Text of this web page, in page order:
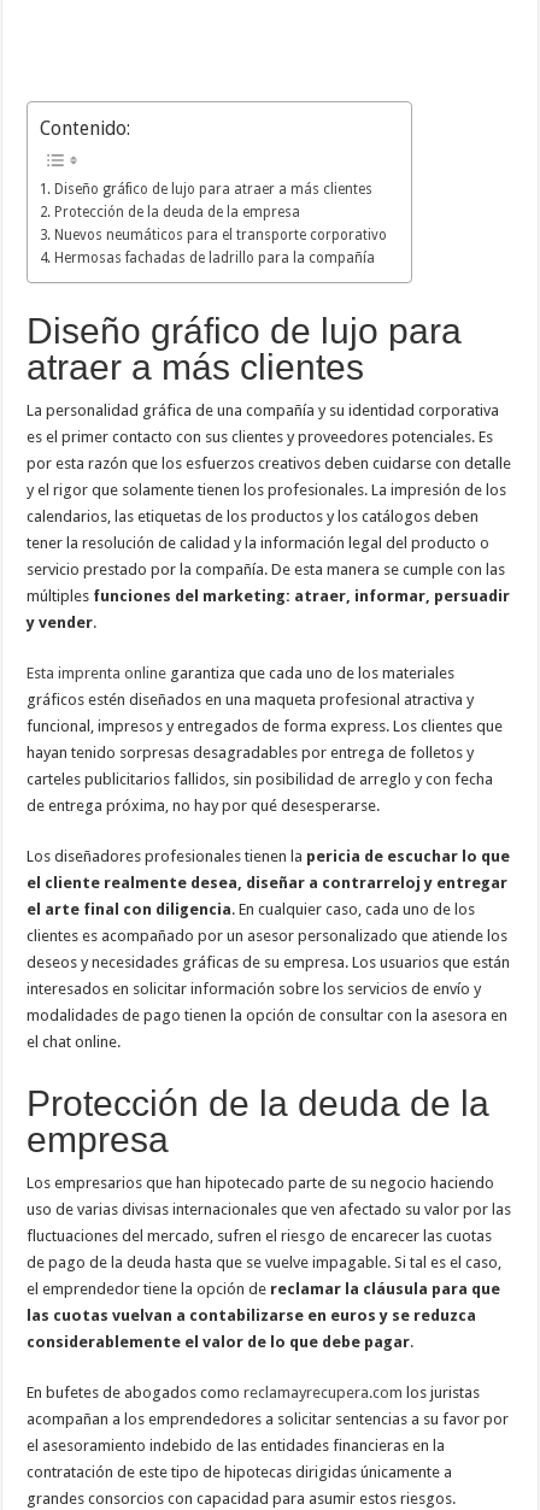
Contenido:
Diseño gráfico de lujo para atraer a más clientes
Protección de la deuda de la empresa
Nuevos neumáticos para el transporte corporativo
Hermosas fachadas de ladrillo para la compañía
Diseño gráfico de lujo para
atraer a más clientes
La personalidad gráfica de una compañía y su identidad corporativa
es el primer contacto con sus clientes y proveedores potenciales. Es
por esta razón que los esfuerzos creativos deben cuidarse con detalle
y el rigor que solamente tienen los profesionales. La impresión de los
calendarios, las etiquetas de los productos y los catálogos deben
tener la resolución de calidad y la información legal del producto o
servicio prestado por la compañía. De esta manera se cumple con las
múltiples funciones del marketing: atraer, informar, persuadir
y vender.
Esta imprenta online garantiza que cada uno de los materiales
gráficos estén diseñados en una maqueta profesional atractiva y
funcional, impresos y entregados de forma express. Los clientes que
hayan tenido sorpresas desagradables por entrega de folletos y
carteles publicitarios fallidos, sin posibilidad de arreglo y con fecha
de entrega próxima, no hay por qué desesperarse.
Los diseñadores profesionales tienen la pericia de escuchar lo que
el cliente realmente desea, diseñar a contrarreloj y entregar
el arte final con diligencia. En cualquier caso, cada uno de los
clientes es acompañado por un asesor personalizado que atiende los
deseos y necesidades gráficas de su empresa. Los usuarios que están
interesados en solicitar información sobre los servicios de envío y
modalidades de pago tienen la opción de consultar con la asesora en
el chat online.
Protección de la deuda de la
empresa
Los empresarios que han hipotecado parte de su negocio haciendo
uso de varias divisas internacionales que ven afectado su valor por las
fluctuaciones del mercado, sufren el riesgo de encarecer las cuotas
de pago de la deuda hasta que se vuelve impagable. Si tal es el caso,
el emprendedor tiene la opción de reclamar la cláusula para que
las cuotas vuelvan a contabilizarse en euros y se reduzca
considerablemente el valor de lo que debe pagar.
En bufetes de abogados comoreclamayrecupera.com los juristas
acompañan a los emprendedores a solicitar sentencias a su favor por
el asesoramiento indebido de las entidades financieras en la
contratación de este tipo de hipotecas dirigidas únicamente a
grandes consorcios con capacidad para asumir estos riesgos.